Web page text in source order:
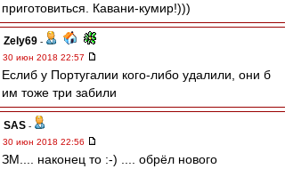
приготовиться. Кавани-кумир!)))
Zely69 -
30 июн 2018 22:57
Еслиб у Португалии кого-либо удалили, они б
им тоже три забили
SAS -
30 июн 2018 22:56
ЗМ.... наконец то :-) .... обрёл нового